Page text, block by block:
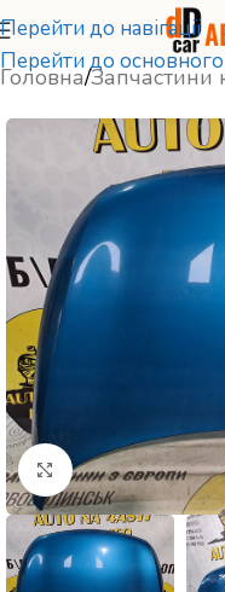
Перейти до навігації
Перейти до основного
Головна/Запчастини
Натисніть, щоб